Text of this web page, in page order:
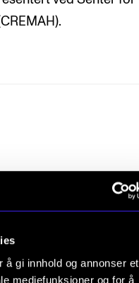
gi innhold og annonser et
mediefunksjoner og for å